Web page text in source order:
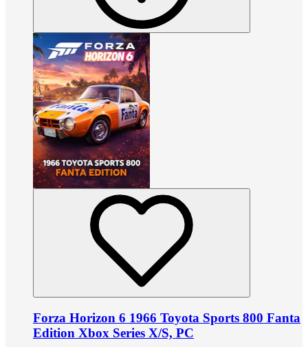
Forza Horizon 6 1966 Toyota Sports 800 Fanta
Edition Xbox Series X/S, PC